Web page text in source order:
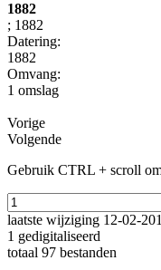
1882
; 1882
Datering:
1882
Omvang:
1 omslag
Vorige
Volgende
Gebruik CTRL + scroll
laatste wijziging 12-02-
1 gedigitaliseerd
totaal 97 bestanden